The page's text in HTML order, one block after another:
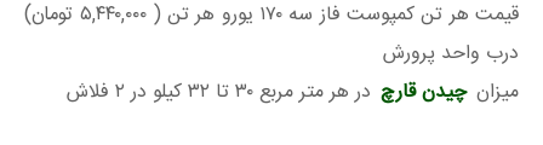
قیمت هر تن کمپوست فاز سه ۱۷۰ یورو هر تن ( ۵,۴۴۰,۰۰۰ تومان)
درب واحد پرورش
میزان چیدن قارچ در هر متر مربع ۳۰ تا ۳۲ کیلو در ۲ فلاش